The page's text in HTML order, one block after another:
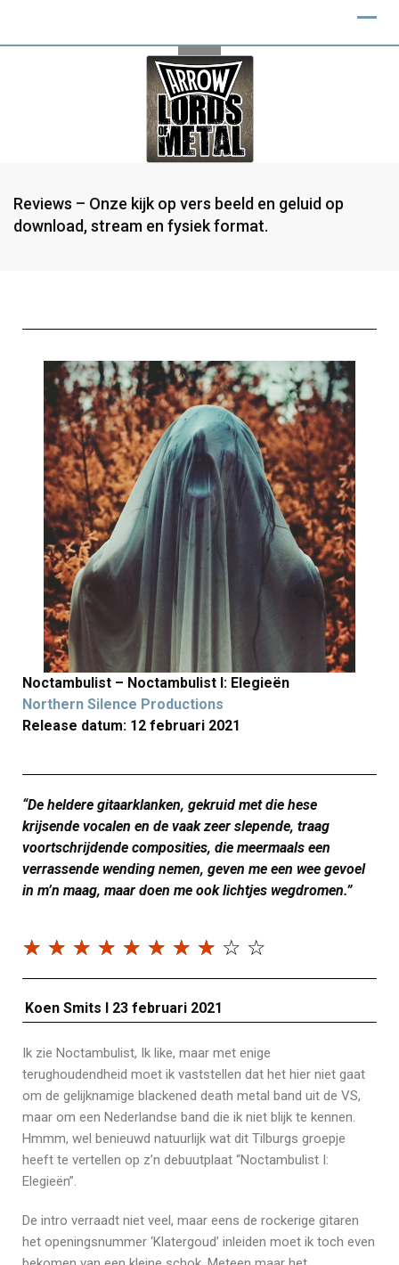
Reviews – Onze kijk op vers beeld en geluid op
download, stream en fysiek format.
Noctambulist – Noctambulist I: Elegieën
Northern Silence Productions
Release datum: 12 februari 2021
“De heldere gitaarklanken, gekruid met die hese
krijsende vocalen en de vaak zeer slepende, traag
voortschrijdende composities, die meermaals een
verrassende wending nemen, geven me een wee gevoel
in m’n maag, maar doen me ook lichtjes wegdromen.”
☆ ☆ ☆ ☆ ☆ ☆ ☆ ☆ ☆ ☆
Koen Smits I 23 februari 2021
Ik zie Noctambulist, Ik like, maar met enige
terughoudendheid moet ik vaststellen dat het hier niet gaat
om de gelijknamige blackened death metal band uit de VS,
maar om een Nederlandse band die ik niet blijk te kennen.
Hmmm, wel benieuwd natuurlijk wat dit Tilburgs groepje
heeft te vertellen op z’n debuutplaat “Noctambulist I:
Elegieën”.
De intro verraadt niet veel, maar eens de rockerige gitaren
het openingsnummer ‘Klatergoud’ inleiden moet ik toch even